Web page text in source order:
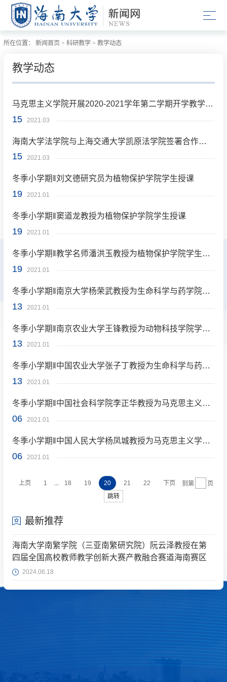
所在位置： 新闻首页 > 科研教学 > 教学动态
教学动态
15 2021.03
马克思主义学院开展2020-2021学年第二学期开学教学检查工作
15 2021.03
海南大学法学院与上海交通大学凯原法学院签署合作协议
19 2021.01
冬季小学期‖刘文德研究员为植物保护学院学生授课
19 2021.01
冬季小学期‖窦道龙教授为植物保护学院学生授课
19 2021.01
冬季小学期‖教学名师潘洪玉教授为植物保护学院学生授课
13 2021.01
冬季小学期‖南京大学杨荣武教授为生命科学与药学院学生讲授《生物化学》课程
13 2021.01
冬季小学期‖南京农业大学王锋教授为动物科技学院学生讲授《动物繁殖学》课程
13 2021.01
冬季小学期‖中国农业大学张子丁教授为生命科学与药学院学生讲授《蛋白质生物信息学》课程
06 2021.01
冬季小学期‖中国社会科学院李正华教授为马克思主义学院授课
06 2021.01
冬季小学期‖中国人民大学杨凤城教授为马克思主义学院授课
上页 1 18 19 20 21 22 下页 到第
页
跳转
最新推荐
海南大学南繁学院（三亚南繁研究院）阮云泽教授在第
四届全国高校教师教学创新大赛产教融合赛道海南赛区
斩获佳绩
2024.06.18